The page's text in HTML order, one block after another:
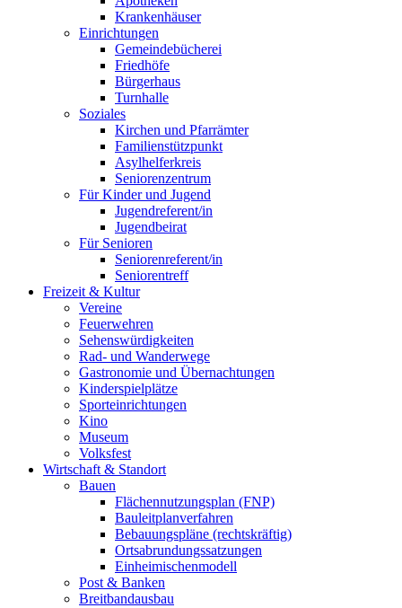
Krankenhäuser
Einrichtungen
Gemeindebücherei
Friedhöfe
Bürgerhaus
Turnhalle
Soziales
Kirchen und Pfarrämter
Familienstützpunkt
Asylhelferkreis
Seniorenzentrum
Für Kinder und Jugend
Jugendreferent/in
Jugendbeirat
Für Senioren
Seniorenreferent/in
Seniorentreff
Freizeit & Kultur
Vereine
Feuerwehren
Sehenswürdigkeiten
Rad- und Wanderwege
Gastronomie und Übernachtungen
Kinderspielplätze
Sporteinrichtungen
Kino
Museum
Volksfest
Wirtschaft & Standort
Bauen
Flächennutzungsplan (FNP)
Bauleitplanverfahren
Bebauungspläne (rechtskräftig)
Ortsabrundungssatzungen
Einheimischenmodell
Post & Banken
Breitbandausbau